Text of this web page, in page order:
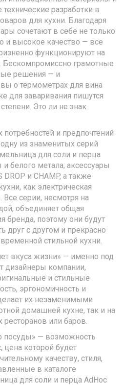
разработки в
для кухни. Благодаря
сочетают в себе не только
и высокое качество — все
функционируют на
Бескомпромиссно грамотные
решения — и
о термометрах для вина
для заваривания пишутся
Это ли не знак
и предпочтений
из знаменитых серий
для соли и перца
белого метала; аксессуары
и CHAMP, а также
как электрическая
серии, несмотря на
объединяет общая
бренда, поэтому они будут
друг с другом и прекрасно
стильной кухни.
вкуса жизни» — именно под
дизайнеры компании,
и стильные
эргономичность и
их незаменимыми
домашней кухне, так и на
или баров.
посуды» — возможность
цена которой будет
качеству, стиля,
в каталоге
для соли и перца AdHoc